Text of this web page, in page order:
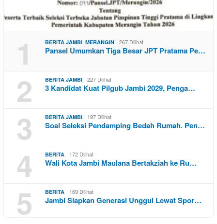
1 BERITA JAMBI MERANGIN 267 Dilihat
Pansel Umumkan Tiga Besar JPT Pratama Pe…
2 BERITA JAMBI 227 Dilihat
3 Kandidat Kuat Pilgub Jambi 2029, Penga…
3 BERITA JAMBI 197 Dilihat
Soal Seleksi Pendamping Bedah Rumah. Pen…
4 BERITA 172 Dilihat
Wali Kota Jambi Maulana Bertakziah ke Ru…
5 BERITA 169 Dilihat
Jambi Siapkan Generasi Unggul Lewat Spor…